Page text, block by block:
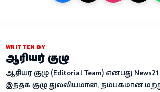
WRITTEN BY
ஆசிரியர் குழு
ஆசிரியர் குழு (Editorial Team) என்பது
இந்தக் குழு துல்லியமான, நம்பகமான